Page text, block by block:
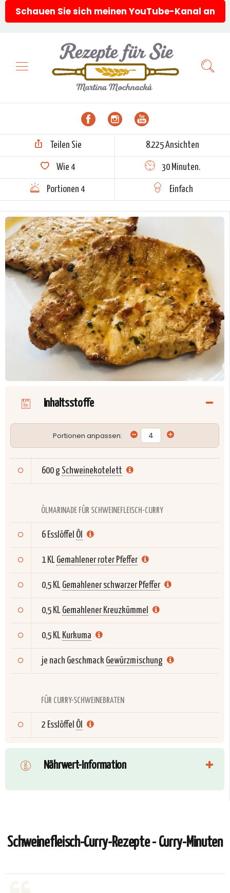
Schauen Sie sich meinen YouTube-Kanal an
Teilen Sie 8.225 Ansichten
Wie 4 30 Minuten.
Portionen 4 Einfach
Inhaltsstoffe
Portionen anpassen:
600 g Schweinekotelett
ÖLMARINADE FÜR SCHWEINEFLEISCH-CURRY
6 Esslöffel Öl
1 KL Gemahlener roter Pfeffer
0,5 KL Gemahlener schwarzer Pfeffer
0,5 KL Gemahlener Kreuzkümmel
0,5 KL Kurkuma
je nach Geschmack Gewürzmischung
FÜR CURRY-SCHWEINEBRATEN
2 Esslöffel Öl
Nährwert-Information
Schweinefleisch-Curry-Rezepte - Curry-Minuten